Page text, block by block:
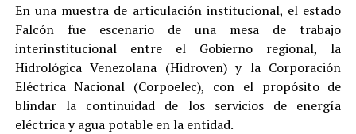
En una muestra de articulación institucional, el estado
Falcón fue escenario de una mesa de trabajo
interinstitucional entre el Gobierno regional, la
Hidrológica Venezolana (Hidroven) y la Corporación
Eléctrica Nacional (Corpoelec), con el propósito de
blindar la continuidad de los servicios de energía
eléctrica y agua potable en la entidad.